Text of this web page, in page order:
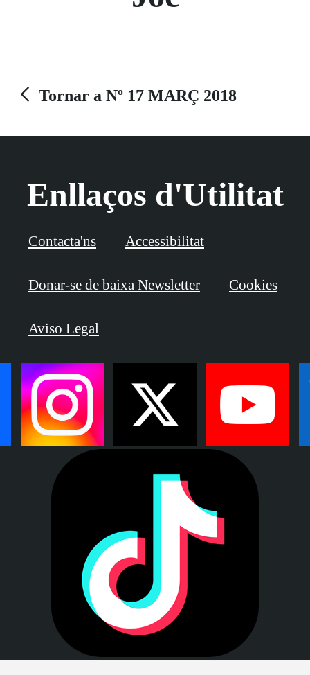
Tornar a Nº 17 MARÇ 2018
Enllaços d'Utilitat
Contacta'ns Accessibilitat
Donar-se de baixa Newsletter Cookies
Aviso Legal